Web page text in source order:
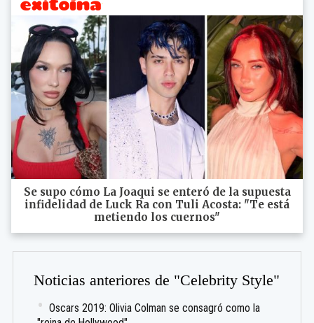
Se supo cómo La Joaqui se enteró de la supuesta
infidelidad de Luck Ra con Tuli Acosta: "Te está
metiendo los cuernos"
Noticias anteriores de "Celebrity Style"
Oscars 2019: Olivia Colman se consagró como la